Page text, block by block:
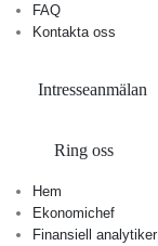
FAQ
Kontakta oss
Intresseanmälan
Ring oss
Hem
Ekonomichef
Finansiell analytiker